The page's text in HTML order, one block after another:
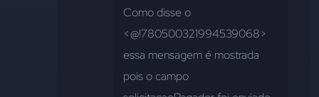
Como disse o
<@!780500321994539068>
essa mensagem é mostrada
pois o campo